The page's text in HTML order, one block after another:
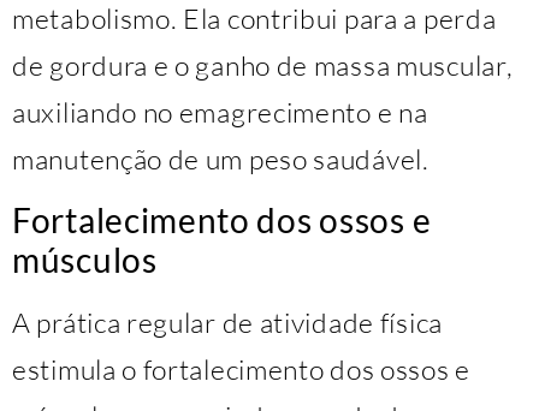
metabolismo. Ela contribui para a perda
de gordura e o ganho de massa muscular,
auxiliando no emagrecimento e na
manutenção de um peso saudável.
Fortalecimento dos ossos e
músculos
A prática regular de atividade física
estimula o fortalecimento dos ossos e